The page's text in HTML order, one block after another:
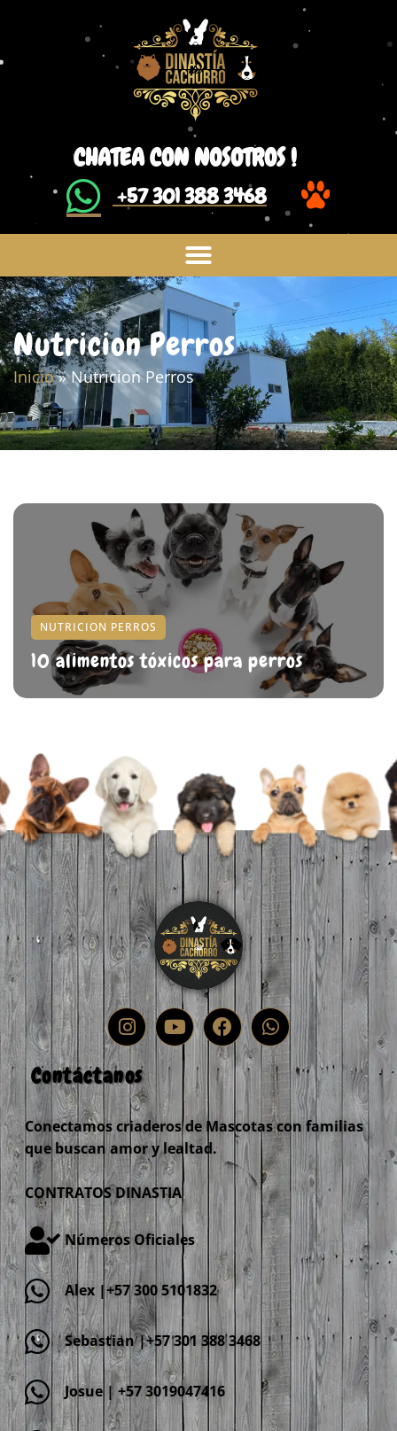
CHATEA CON NOSOTROS !
​ +57 301 388 3468
Nutricion Perros
Inicio»Nutricion Perros
NUTRICION PERROS
10 alimentos tóxicos para perros
Contáctanos
Conectamos criaderos de Mascotas con familias
que buscan amor y lealtad.
CONTRATOS DINASTIA
Números Oficiales
Alex |+57 300 5101832
Sebastian |+57 301 388 3468
Josue | +57 3019047416